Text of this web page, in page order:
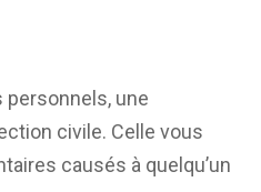
une
civile. Celle vous
causés à quelqu’un